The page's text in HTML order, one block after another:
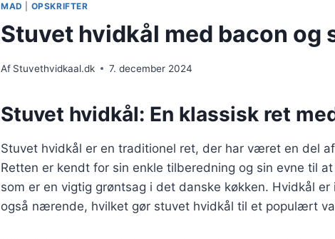
MAD OPSKRIFTER
Stuvet hvidkål med bacon og
Af Stuvethvidkaal.dk 7. december 2024
Stuvet hvidkål: En klassisk ret
Stuvet hvidkål er en traditionel ret, der har været en del
Retten er kendt for sin enkle tilberedning og sin evne til
som er en vigtig grøntsag i det danske køkken. Hvidkål
også nærende, hvilket gør stuvet hvidkål til et populært